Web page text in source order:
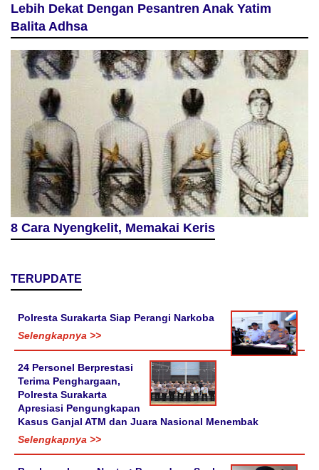
Lebih Dekat Dengan Pesantren Anak Yatim
Balita Adhsa
8 Cara Nyengkelit, Memakai Keris
TERUPDATE
Polresta Surakarta Siap Perangi Narkoba
Selengkapnya >>
24 Personel Berprestasi
Terima Penghargaan,
Polresta Surakarta
Apresiasi Pengungkapan
Kasus Ganjal ATM dan Juara Nasional Menembak
Selengkapnya >>